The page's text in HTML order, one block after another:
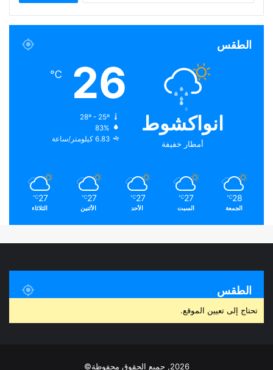
الطقس
انواكشوط
أمطار خفيفة
26
℃
28º - 25º
83%
6.83 كيلومتر/ساعة
28
℃
الجمعة
27
℃
السبت
27
℃
الأحد
27
℃
الأثنين
27
℃
الثلاثاء
الطقس
تحتاج إلى تعيين الموقع.
2026, جميع الحقوق محفوظة©